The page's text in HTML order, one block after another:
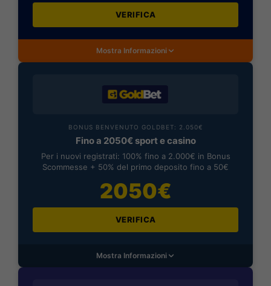
VERIFICA
Mostra Informazioni
BONUS BENVENUTO GOLDBET: 2.050€
Fino a 2050€ sport e casino
Per i nuovi registrati: 100% fino a 2.000€ in Bonus
Scommesse + 50% del primo deposito fino a 50€
2050€
VERIFICA
Mostra Informazioni